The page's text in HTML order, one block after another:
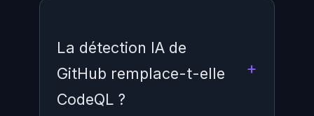
La détection IA de
GitHub remplace-t-elle
CodeQL ?